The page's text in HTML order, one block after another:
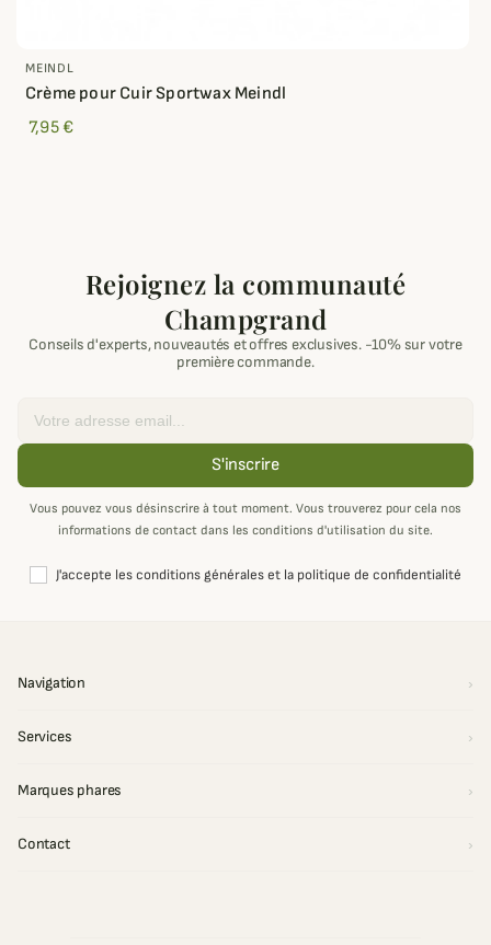
MEINDL
Crème pour Cuir Sportwax Meindl
7,95 €
Rejoignez la communauté
Champgrand
Conseils d'experts, nouveautés et offres exclusives. -10% sur votre
première commande.
S'inscrire
Vous pouvez vous désinscrire à tout moment. Vous trouverez pour cela nos
informations de contact dans les conditions d'utilisation du site.
J'accepte les conditions générales et la politique de confidentialité
Navigation
Services
Marques phares
Contact